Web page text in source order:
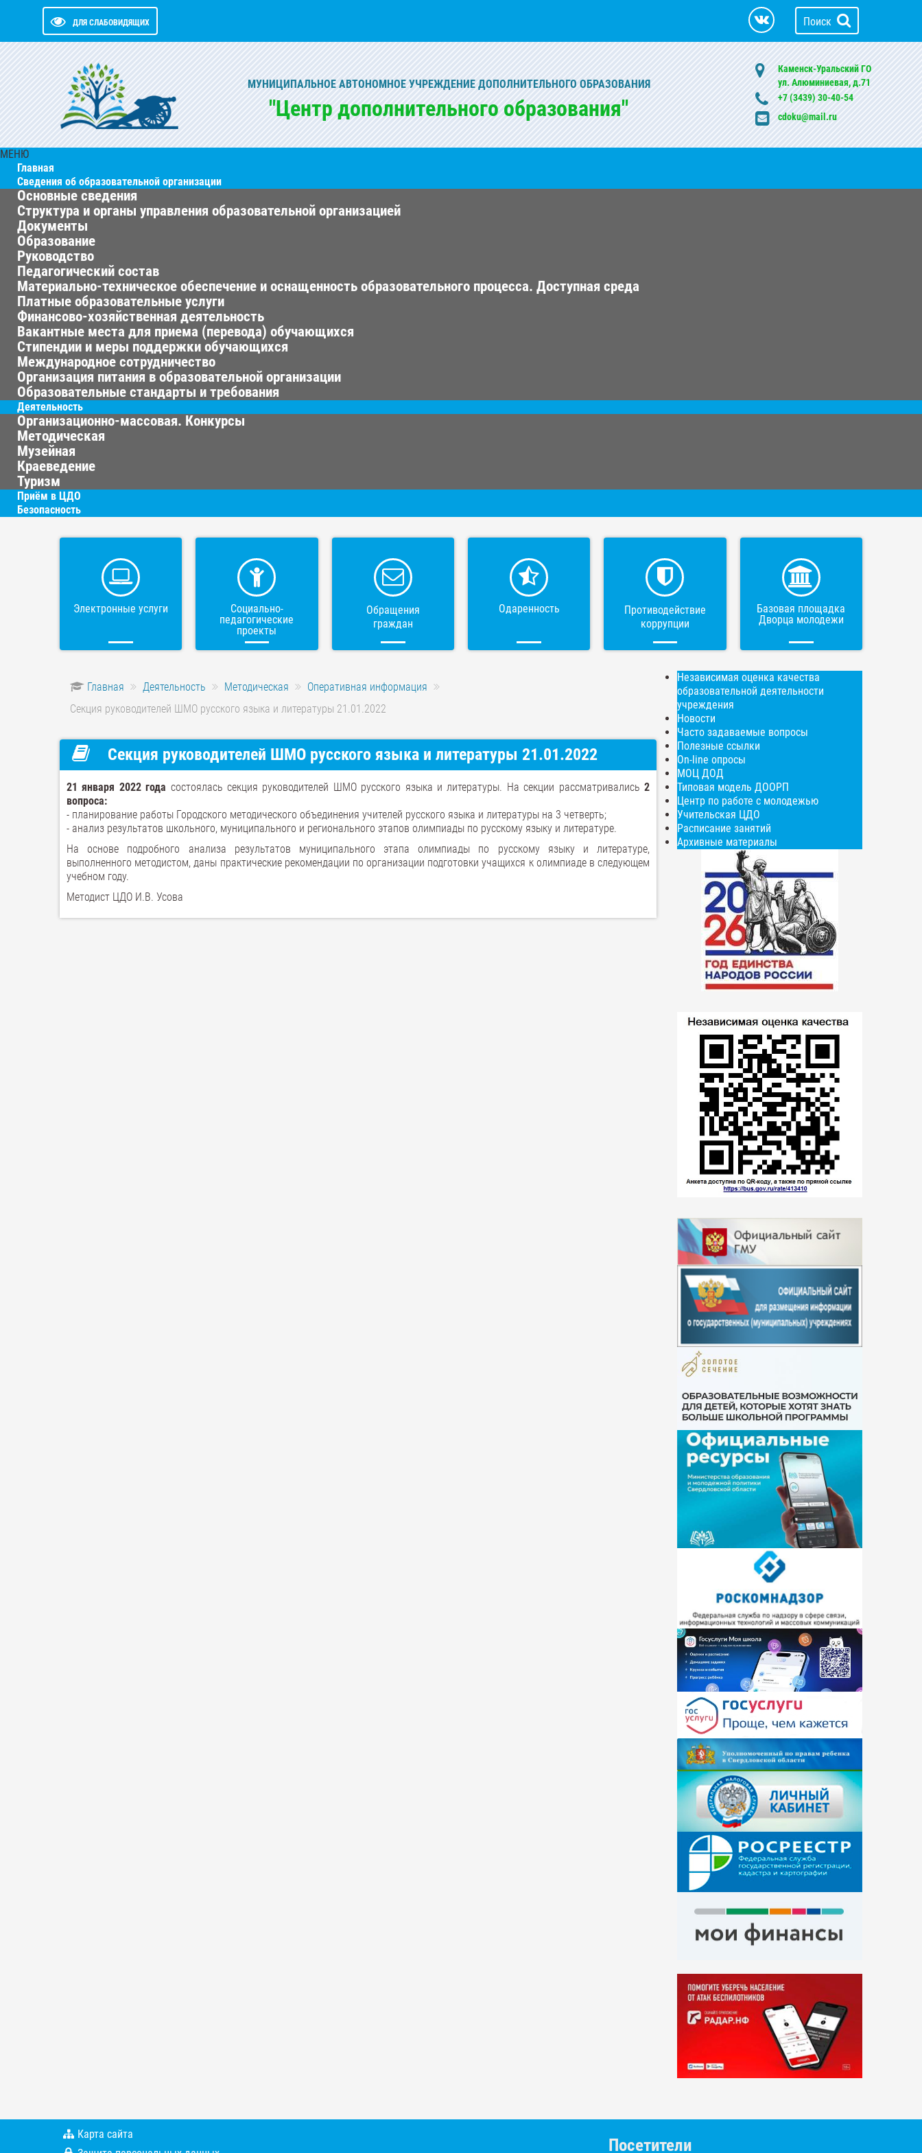
ДЛЯ СЛАБОВИДЯЩИХ Поиск
МУНИЦИПАЛЬНОЕ АВТОНОМНОЕ УЧРЕЖДЕНИЕ ДОПОЛНИТЕЛЬНОГО ОБРАЗОВАНИЯ
"Центр дополнительного образования"
Каменск-Уральский ГО
ул. Алюминиевая, д.71
+7 (3439) 30-40-54
cdoku@mail.ru
МЕНЮ
Главная
Сведения об образовательной организации
Основные сведения
Структура и органы управления образовательной организацией
Документы
Образование
Руководство
Педагогический состав
Материально-техническое обеспечение и оснащенность образовательного процесса. Доступная среда
Платные образовательные услуги
Финансово-хозяйственная деятельность
Вакантные места для приема (перевода) обучающихся
Стипендии и меры поддержки обучающихся
Международное сотрудничество
Организация питания в образовательной организации
Образовательные стандарты и требования
Деятельность
Организационно-массовая. Конкурсы
Методическая
Музейная
Краеведение
Туризм
Приём в ЦДО
Безопасность
Электронные услуги
Социально-
педагогические
проекты
Обращения
граждан
Одаренность
Противодействие
коррупции
Базовая площадка
Дворца молодежи
Главная Деятельность Методическая
Оперативная информация
Секция руководителей ШМО русского языка и литературы 21.01.2022
Секция руководителей ШМО русского языка и литературы 21.01.2022
21 января 2022 года состоялась секция руководителей ШМО русского языка и литературы. На секции рассматривались 2
вопроса:
- планирование работы Городского методического объединения учителей русского языка и литературы на 3 четверть;
- анализ результатов школьного, муниципального и регионального этапов олимпиады по русскому языку и литературе.
На основе подробного анализа результатов муниципального этапа олимпиады по русскому языку и литературе,
выполненного методистом, даны практические рекомендации по организации подготовки учащихся к олимпиаде в следующем
учебном году.
Методист ЦДО И.В. Усова
Независимая оценка качества
образовательной деятельности
учреждения
Новости
Часто задаваемые вопросы
Полезные ссылки
On-line опросы
МОЦ ДОД
Типовая модель ДООРП
Центр по работе с молодежью
Учительская ЦДО
Расписание занятий
Архивные материалы
Карта сайта
Посетители